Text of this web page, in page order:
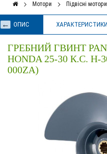
Мотори Підвісні
ОПИС ХАРАКТЕРИСТИКИ
ГРЕБНИЙ ГВИНТ
HONDA 25-30 К.С. H-
000ZA)